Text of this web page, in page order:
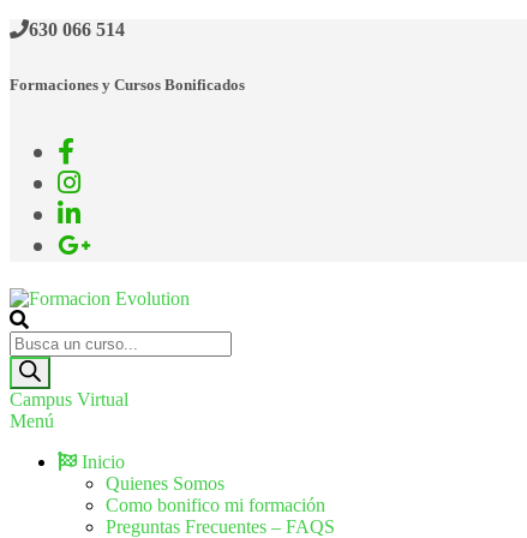
630 066 514
Formaciones y Cursos Bonificados
Formacion Evolution
Cursos de formación continua
Campus Virtual
Menú
Inicio
Quienes Somos
Como bonifico mi formación
Preguntas Frecuentes – FAQS